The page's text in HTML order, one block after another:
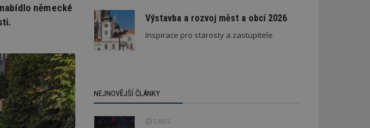
německé
Výstavba a rozvoj měst a obcí 2026
Inspirace pro starosty a zastupitele
NEJNOVĚJŠÍ ČLÁNKY
DNES